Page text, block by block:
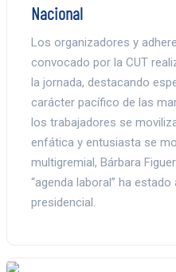
Nacional
Los organizadores y
convocado por la CUT
la jornada, destacando
carácter pacífico de las
los trabajadores se
enfática y entusiasta se
multigremial, Bárbara
“agenda laboral” ha
presidencial.